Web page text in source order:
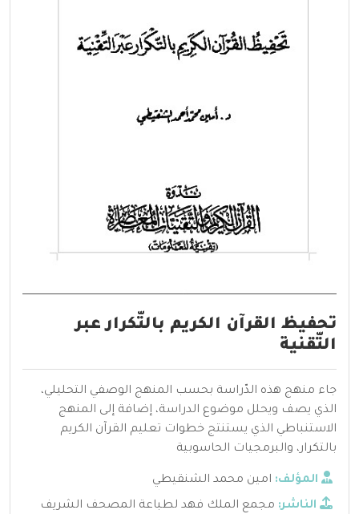
تحفيظ القرآن الكريم بالتّكرار عبر
التّقنية
جاء منهج هذه الدّراسة بحسب المنهج الوصفي التحليلي،
الذي يصف ويحلل موضوع الدراسة، إضافة إلى المنهج
الاستنباطي الذي يستنتج خطوات تعليم القرآن الكريم
بالتكرار، والبرمجيات الحاسوبية
المؤلف: امين محمد الشنقيطي
الناشر: مجمع الملك فهد لطباعة المصحف الشريف